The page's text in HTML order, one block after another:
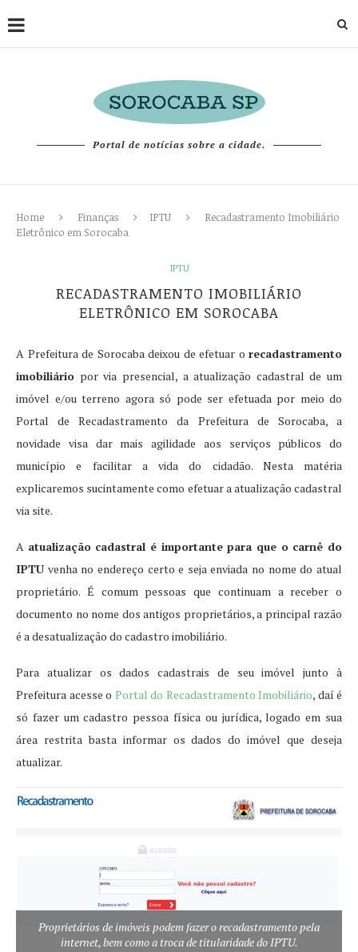
Portal de notícias sobre a cidade.
Home Finanças IPTU
Recadastramento Imobiliário
Eletrônico em Sorocaba
IPTU
RECADASTRAMENTO IMOBILIÁRIO
ELETRÔNICO EM SOROCABA
A Prefeitura de Sorocaba deixou de efetuar o recadastramento
imobiliário por via presencial, a atualização cadastral de um
imóvel e/ou terreno agora só pode ser efetuada por meio do
Portal de Recadastramento da Prefeitura de Sorocaba, a
novidade visa dar mais agilidade aos serviços públicos do
município e facilitar a vida do cidadão. Nesta matéria
explicaremos sucintamente como efetuar a atualização cadastral
via site.
A atualização cadastral é importante para que o carnê do
IPTU venha no endereço certo e seja enviada no nome do atual
proprietário. É comum pessoas que continuam a receber o
documento no nome dos antigos proprietários, a principal razão
é a desatualização do cadastro imobiliário.
Para atualizar os dados cadastrais de seu imóvel junto à
Prefeitura acesse o Portal do Recadastramento Imobiliário, daí é
só fazer um cadastro pessoa física ou jurídica, logado em sua
área restrita basta informar os dados do imóvel que deseja
atualizar.
Proprietários de imóveis podem fazer o recadastramento pela
internet, bem como a troca de titularidade do IPTU.